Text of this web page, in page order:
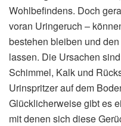
Wohlbefindens. Doch
voran Uringeruch –
bestehen bleiben und
lassen. Die Ursachen
Schimmel, Kalk und
Urinspritzer auf dem
Glücklicherweise gibt es
mit denen sich diese